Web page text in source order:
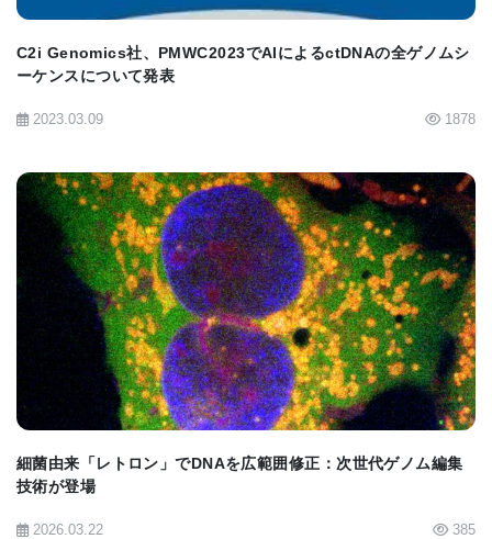
ランド大学）の多数の国際共同研究者が参加してい
る。
アルツハイマー病協会の研究責任者であるリチャー
「エピジェネティクスは、認知症研究の中でも特に
盛んな分野だ。エクセター大学を中心とした今回の
研究は、アルツハイマー病において遺伝子が果たす
非常に複雑な役割を理解する上で、新たな一歩を踏
み出すものだ」
「今後は、これらのエピジェネティックな変化や関
連する遺伝子が、アルツハイマー病の人の脳の変化
C2i Genomics社、PMWC2023でAIによるctDNAの全ゲノムシ
ーケンスについて発表
2023.03.09 1878
BIOMARKET JP
細菌由来「レトロン」でDNAを広範囲修正：次世代ゲノム編集
技術が登場
2026.03.22 385